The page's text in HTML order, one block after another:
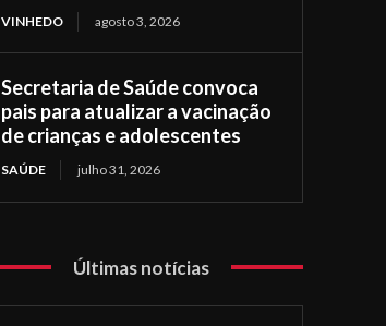
VINHEDO agosto 3, 2026
Secretaria de Saúde convoca
pais para atualizar a vacinação
de crianças e adolescentes
SAÚDE julho 31, 2026
Últimas notícias